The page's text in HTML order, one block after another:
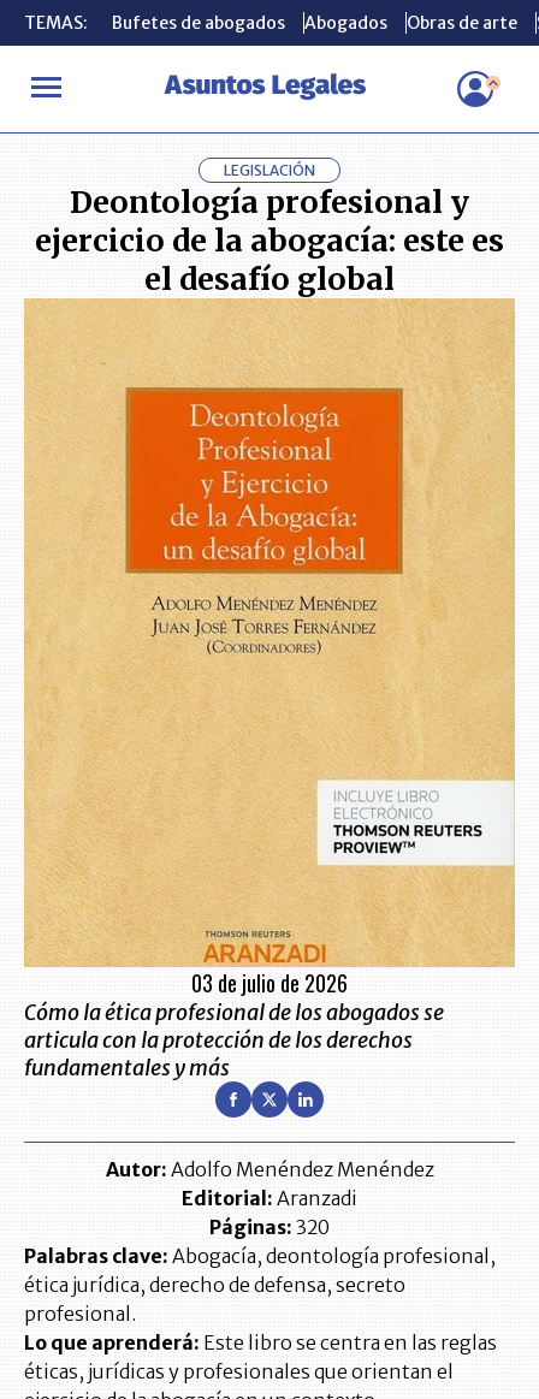
TEMAS: Bufetes de abogados Abogados Obras de arte
INICIO LIBROS Deontología profesional y ejercicio de la
TEMAS: Bufetes de abogados Abogados Obras de arte
LEGISLACIÓN
Deontología profesional y
ejercicio de la abogacía: este es
el desafío global
03 de julio de 2026
Cómo la ética profesional de los abogados se
articula con la protección de los derechos
fundamentales y más
Autor: Adolfo Menéndez Menéndez
Editorial: Aranzadi
Páginas: 320
Palabras clave: Abogacía, deontología profesional,
ética jurídica, derecho de defensa, secreto
profesional.
Lo que aprenderá: Este libro se centra en las reglas
éticas, jurídicas y profesionales que orientan el